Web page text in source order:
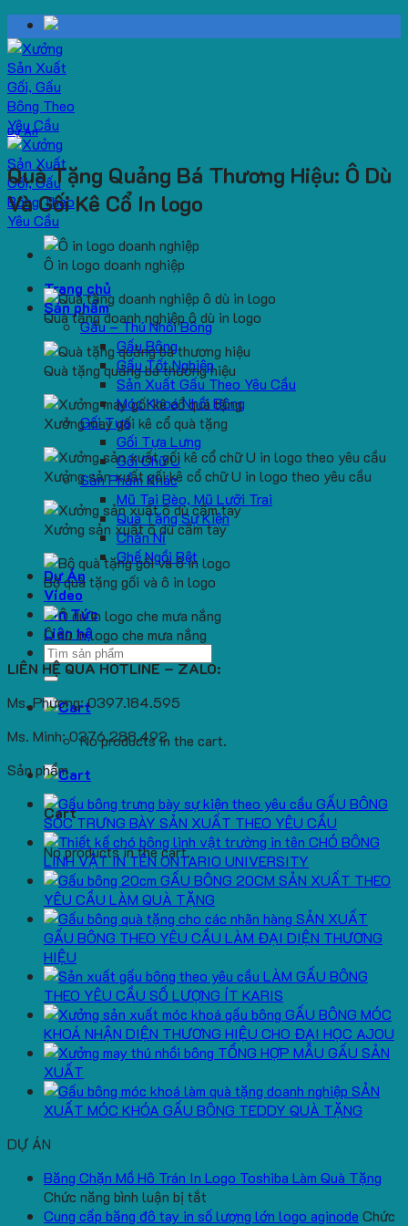
Skip
to
content
Trang chủ
Sản phẩm
Gấu – Thú Nhồi Bông
Gấu Bông
Gấu Tốt Nghiệp
Sản Xuất Gấu Theo Yêu Cầu
Móc Khoá Nhồi Bông
Gối Tựa
Gối Tựa Lưng
Gối Chữ U
Sản Phẩm Khác
Mũ Tai Bèo, Mũ Lưỡi Trai
Quà Tặng Sự Kiện
Chăn Nỉ
Ghế Ngồi Bệt
Dự Án
Video
Tin Tức
Liên hệ
Search
for:
No products in the cart.
Cart
No products in the cart.
Dự Án
Quà Tặng Quảng Bá Thương Hiệu: Ô Dù
Và Gối Kê Cổ In logo
Ô in logo doanh nghiệp
Quà tặng doanh nghiệp ô dù in logo
Quà tặng quảng bá thương hiệu
Xưởng may gối kê cổ quà tặng
Xưởng sản xuất gối kê cổ chữ U in logo theo yêu cầu
Xưởng sản xuất ô dù cầm tay
Bộ quà tặng gối và ô in logo
Ô dù in logo che mưa nắng
LIÊN HỆ QUA HOTLINE – ZALO:
Ms. Phương: 0397.184.595
Ms. Minh: 0376.288.492
Sản phẩm
GẤU BÔNG
SÓC TRƯNG BÀY SẢN XUẤT THEO YÊU CẦU
CHÓ BÔNG
LINH VẬT IN TÊN ONTARIO UNIVERSITY
GẤU BÔNG 20CM SẢN XUẤT THEO
YÊU CẦU LÀM QUÀ TẶNG
SẢN XUẤT
GẤU BÔNG THEO YÊU CẦU LÀM ĐẠI DIỆN THƯƠNG
HIỆU
LÀM GẤU BÔNG
THEO YÊU CẦU SỐ LƯỢNG ÍT KARIS
GẤU BÔNG MÓC
KHOÁ NHẬN DIỆN THƯƠNG HIỆU CHO ĐẠI HỌC AJOU
TỔNG HỢP MẪU GẤU SẢN
XUẤT
SẢN
XUẤT MÓC KHÓA GẤU BÔNG TEDDY QUÀ TẶNG
DỰ ÁN
Băng Chặn Mồ Hô Trán In Logo Toshiba Làm Quà Tặng
Chức năng bình luận bị tắt
Băng
Cung cấp băng đô tay in số lượng lớn logo aginode Chức